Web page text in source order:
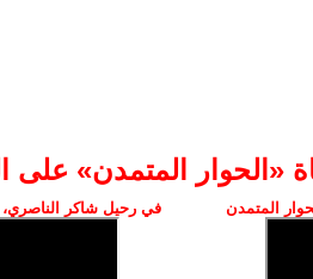
‫«الحوار المتمدن» على
المتمدن في رحيل شاكر